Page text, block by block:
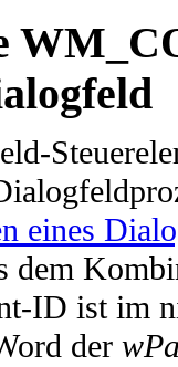
eines
dem
ID ist im
der